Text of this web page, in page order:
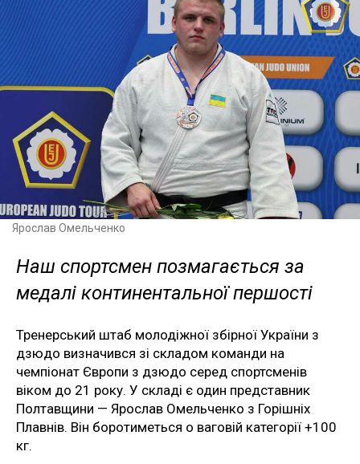
Ярослав Омельченко
Наш спортсмен позмагається за
медалі континентальної першості
Тренерський штаб молодіжної збірної України з
дзюдо визначився зі складом команди на
чемпіонат Європи з дзюдо серед спортсменів
віком до 21 року. У складі є один представник
Полтавщини — Ярослав Омельченко з Горішніх
Плавнів. Він боротиметься о ваговій категорії +100
кг.